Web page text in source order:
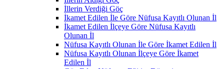
İllerin Verdiği Göç
İkamet Edilen İle Göre Nüfusa Kayıtlı Olunan İl
İkamet Edilen İlçeye Göre Nüfusa Kayıtlı
Olunan İl
Nüfusa Kayıtlı Olunan İle Göre İkamet Edilen İl
Nüfusa Kayıtlı Olunan İlçeye Göre İkamet
Edilen İl